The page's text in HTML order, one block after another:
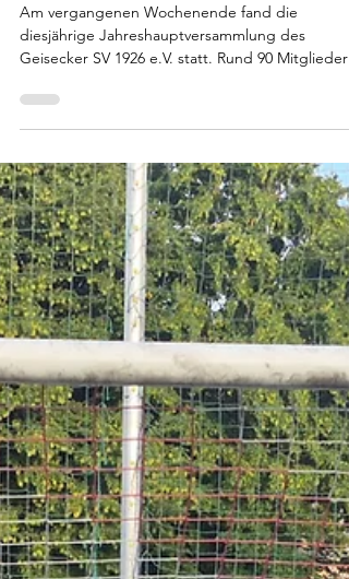
Erfolgreiche
Jahreshauptversammlung 2025 im
Geisecker SV 1926 e.V. statt. Rund 90 Mitglieder
folgten der Einladung und füllten unser neues
Vereinsheim am Buschkampweg – ein starkes
Zeichen für den Zusammenhalt im Verein. Nach
der Begrüßung und Totenehrung führte der
Vorstand durch die Tagesordnung. Neben der
Genehmigung der letzten Protokolle standen in
diesem Jahr vor allem die Mitgliederehrungen
sowie die Berichte aus den Abteilungen im
Mittelp